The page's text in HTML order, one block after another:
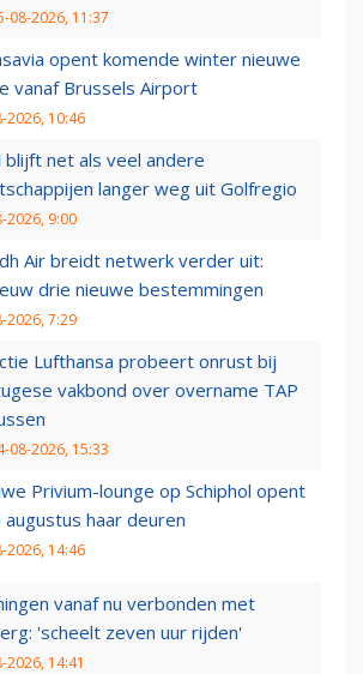
08-2026, 11:37
opent komende winter nieuwe
vanaf Brussels Airport
2026, 10:46
blijft net als veel andere
langer weg uit Golfregio
2026, 9:00
Air breidt netwerk verder uit:
drie nieuwe bestemmingen
2026, 7:29
Lufthansa probeert onrust bij
vakbond over overname TAP
08-2026, 15:33
Privium-lounge op Schiphol opent
augustus haar deuren
2026, 14:46
vanaf nu verbonden met
'scheelt zeven uur rijden'
2026, 14:41